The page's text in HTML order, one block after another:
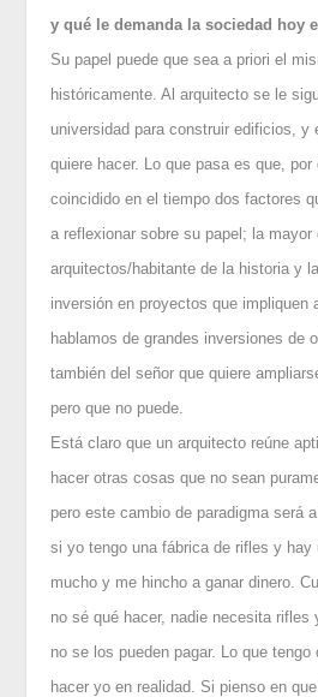
y qué le demanda la sociedad hoy
Su papel puede que sea a priori el
históricamente. Al arquitecto se le
universidad para construir edificios, y
quiere hacer. Lo que pasa es que,
coincidido en el tiempo dos factores
a reflexionar sobre su papel; la mayor
arquitectos/habitante de la historia y
inversión en proyectos que impliquen
hablamos de grandes inversiones de
también del señor que quiere
pero que no puede.
Está claro que un arquitecto reúne
hacer otras cosas que no sean
pero este cambio de paradigma será
si yo tengo una fábrica de rifles y hay
mucho y me hincho a ganar dinero.
no sé qué hacer, nadie necesita
no se los pueden pagar. Lo que
hacer yo en realidad. Si pienso en